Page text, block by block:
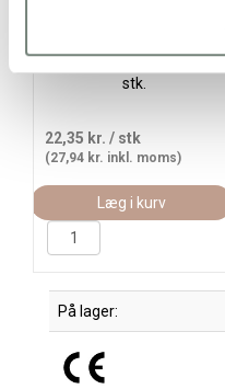
cm, D: 6,8 cm, B: 6,8 cm, 1
stk.
22,35 kr. / stk
(27,94 kr. inkl. moms)
Læg i kurv
På lager: